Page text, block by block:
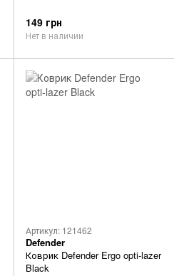
149 грн
Нет в наличии
Артикул: 121462
Defender
Коврик Defender Ergo opti-lazer
Black